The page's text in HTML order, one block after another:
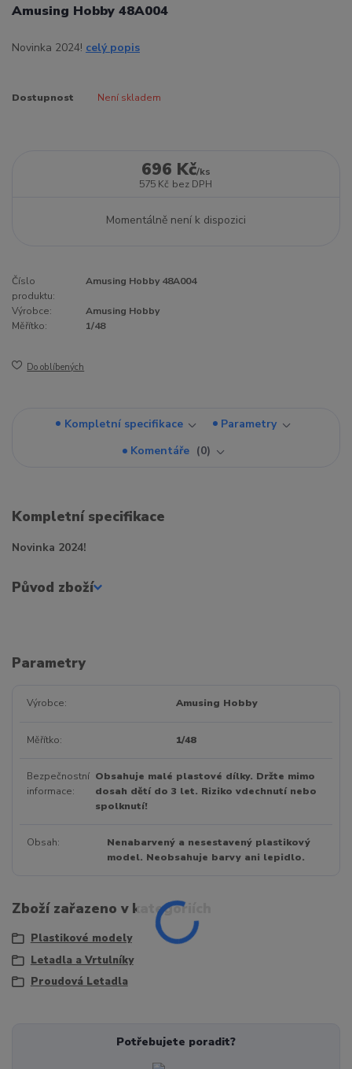
Amusing Hobby 48A004
Novinka 2024! celý popis
Dostupnost Není skladem
696 Kč/ks
575 Kč bez DPH
Momentálně není k dispozici
Číslo
produktu:
Amusing Hobby 48A004
Výrobce:
Amusing Hobby
Měřítko:
1/48
Do oblíbených
Kompletní specifikace
Parametry
Komentáře
0
Kompletní specifikace
Novinka 2024!
Původ zboží
Parametry
Výrobce Amusing Hobby
Měřítko 1/48
Bezpečnostní
informace
Obsahuje malé plastové dílky. Držte mimo
dosah dětí do 3 let. Riziko vdechnutí nebo
spolknutí!
Obsah
Nenabarvený a nesestavený plastikový
model. Neobsahuje barvy ani lepidlo.
Zboží zařazeno v kategoriích
Plastikové modely
Letadla a Vrtulníky
Proudová Letadla
Potřebujete poradit?